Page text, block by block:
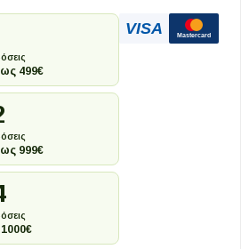
499€
999€
VISA Mastercard